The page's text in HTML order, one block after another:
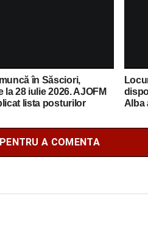
în Săsciori,
28 iulie 2026. AJOFM
lista posturilor
Alba
A COMENTA